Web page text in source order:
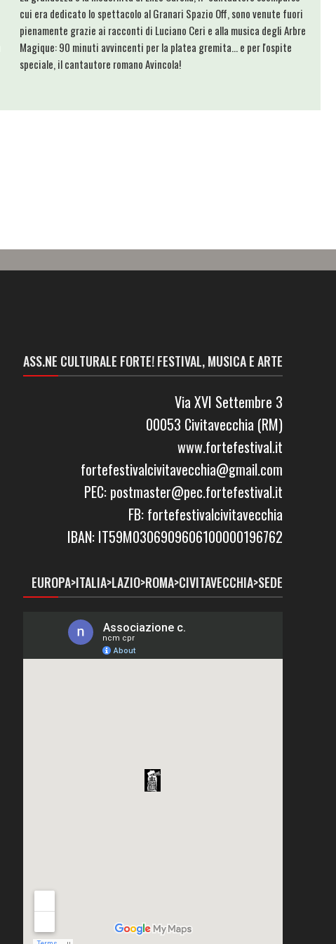
cui era dedicato lo spettacolo al Granari Spazio Off, sono venute fuori
pienamente grazie ai racconti di Luciano Ceri e alla musica degli Arbre
Magique: 90 minuti avvincenti per la platea gremita... e per l'ospite
speciale, il cantautore romano Avincola!
ASS.NE CULTURALE FORTE! FESTIVAL, MUSICA E ARTE
Via XVI Settembre 3
00053 Civitavecchia (RM)
www.fortefestival.it
fortefestivalcivitavecchia@gmail.com
PEC: postmaster@pec.fortefestival.it
FB: fortefestivalcivitavecchia
IBAN: IT59M0306909606100000196762
EUROPA>ITALIA>LAZIO>ROMA>CIVITAVECCHIA>SEDE